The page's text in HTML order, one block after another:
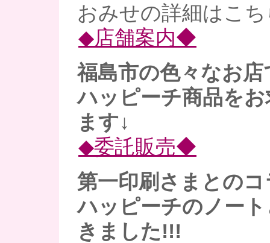
おみせの詳細はこ
◆店舗案内◆
福島市の色々なお店
ハッピーチ商品を
ます↓
◆委託販売◆
第一印刷さまとの
ハッピーチのノー
きました!!!